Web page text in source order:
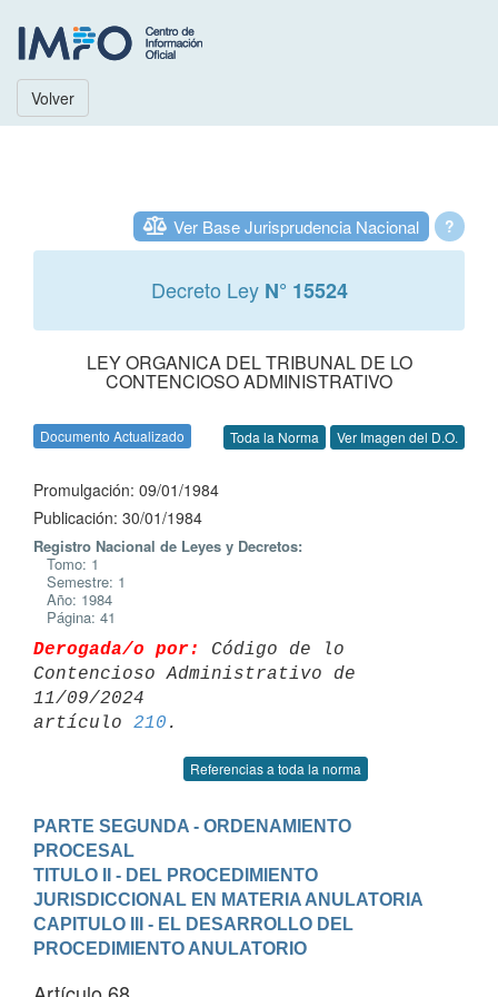
Volver
?
Ver Base Jurisprudencia Nacional
Decreto Ley N° 15524
LEY ORGANICA DEL TRIBUNAL DE LO
CONTENCIOSO ADMINISTRATIVO
Documento Actualizado Toda la Norma Ver Imagen del D.O.
Promulgación: 09/01/1984
Publicación: 30/01/1984
Registro Nacional de Leyes y Decretos:
Tomo: 1
Semestre: 1
Año: 1984
Página: 41
Derogada/o por:
Código de lo
Contencioso Administrativo de
11/09/2024
artículo 210
Referencias a toda la norma
PARTE SEGUNDA - ORDENAMIENTO
PROCESAL
TITULO II - DEL PROCEDIMIENTO
JURISDICCIONAL EN MATERIA ANULATORIA
CAPITULO III - EL DESARROLLO DEL
PROCEDIMIENTO ANULATORIO